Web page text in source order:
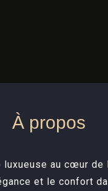
À propos
luxueuse au cœur de
et le confort